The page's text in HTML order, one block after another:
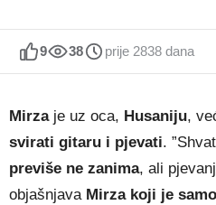
9 38 prije 2838 dana
Mirza je uz oca, Husaniju,
svirati gitaru i pjevati.
previše ne zanima, ali
objašnjava Mirza koji je